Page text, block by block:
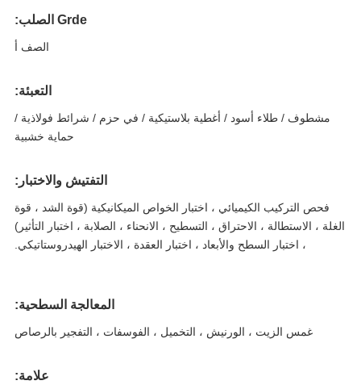
Grde الصلب:
الصف أ
التعبئة:
مشطوف / طلاء أسود / أغطية بلاستيكية / في حزم / شرائط فولاذية /
حماية خشبية
التفتيش والاختبار:
فحص التركيب الكيميائي ، اختبار الخواص الميكانيكية (قوة الشد ، قوة
، الاستطالة ، الاحتراق ، التسطيح ، الانحناء ، الصلابة ، اختبار التأثير)
، اختبار السطح والأبعاد ، اختبار العقدة ، الاختبار الهيدروستاتيكي.
المعالجة السطحية:
غمس الزيت ، الورنيش ، التخميل ، الفوسفات ، التفجير بالرصاص
علامة: